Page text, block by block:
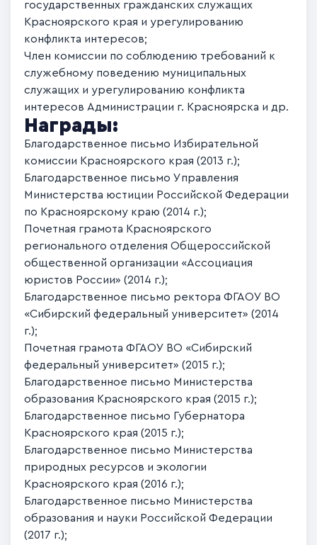
государственных гражданских служащих
Красноярского края и урегулированию
конфликта интересов;
Член комиссии по соблюдению требований к
служебному поведению муниципальных
служащих и урегулированию конфликта
интересов Администрации г. Красноярска и др.
Награды:
Благодарственное письмо Избирательной
комиссии Красноярского края (2013 г.);
Благодарственное письмо Управления
Министерства юстиции Российской Федерации
по Красноярскому краю (2014 г.);
Почетная грамота Красноярского
регионального отделения Общероссийской
общественной организации «Ассоциация
юристов России» (2014 г.);
Благодарственное письмо ректора ФГАОУ ВО
«Сибирский федеральный университет» (2014
г.);
Почетная грамота ФГАОУ ВО «Сибирский
федеральный университет» (2015 г.);
Благодарственное письмо Министерства
образования Красноярского края (2015 г.);
Благодарственное письмо Губернатора
Красноярского края (2015 г.);
Благодарственное письмо Министерства
природных ресурсов и экологии
Красноярского края (2016 г.);
Благодарственное письмо Министерства
образования и науки Российской Федерации
(2017 г.);